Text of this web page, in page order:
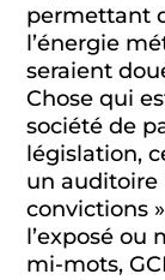
permettant
l’énergie
seraient
Chose qui
société de
législation,
un auditoire
convictions
l’exposé ou
mi-mots,